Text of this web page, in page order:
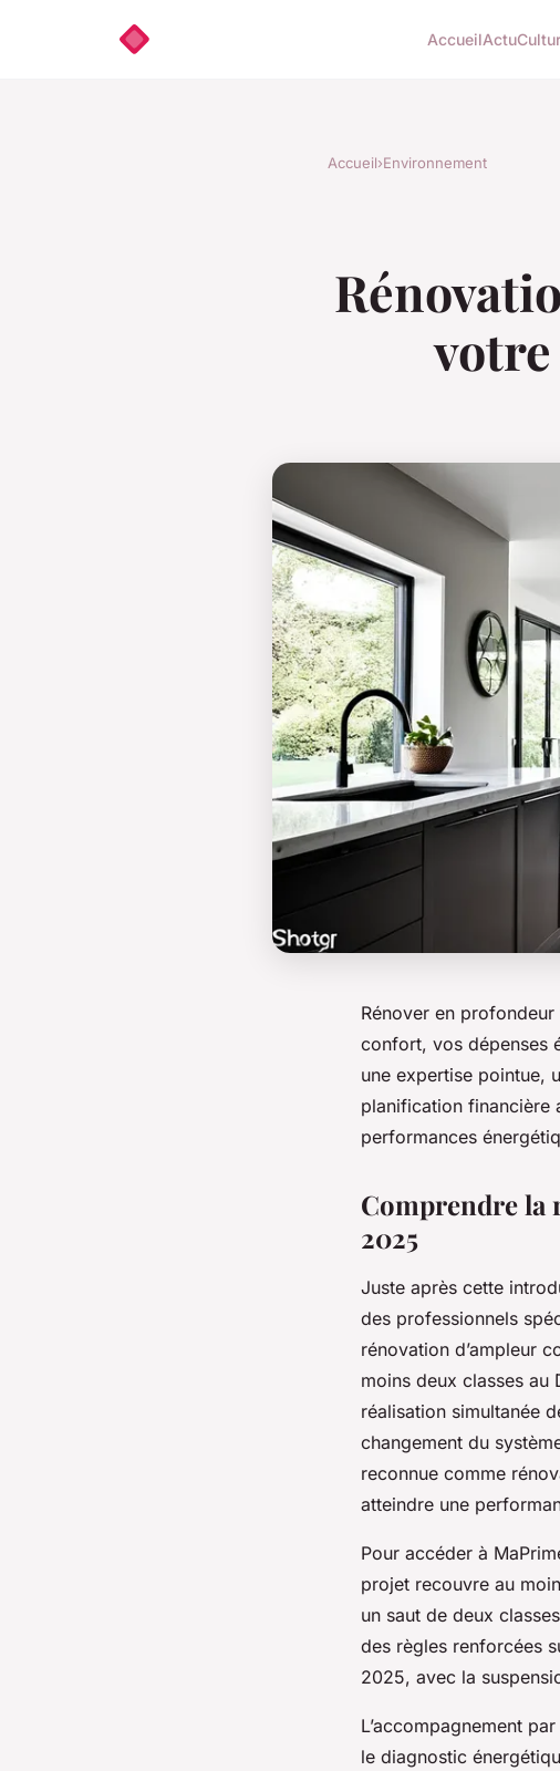
AccueilActu
Accueil›Environnement
Rénover en profondeur
confort, vos dépenses
une expertise pointue,
planification financière
performances
Comprendre la
2025
Juste après cette
des professionnels
rénovation d’ampleur
moins deux classes au
réalisation simultanée
changement du
reconnue comme
atteindre une
Pour accéder à
projet recouvre au
un saut de deux
des règles renforcées
2025, avec la
L’accompagnement
le diagnostic